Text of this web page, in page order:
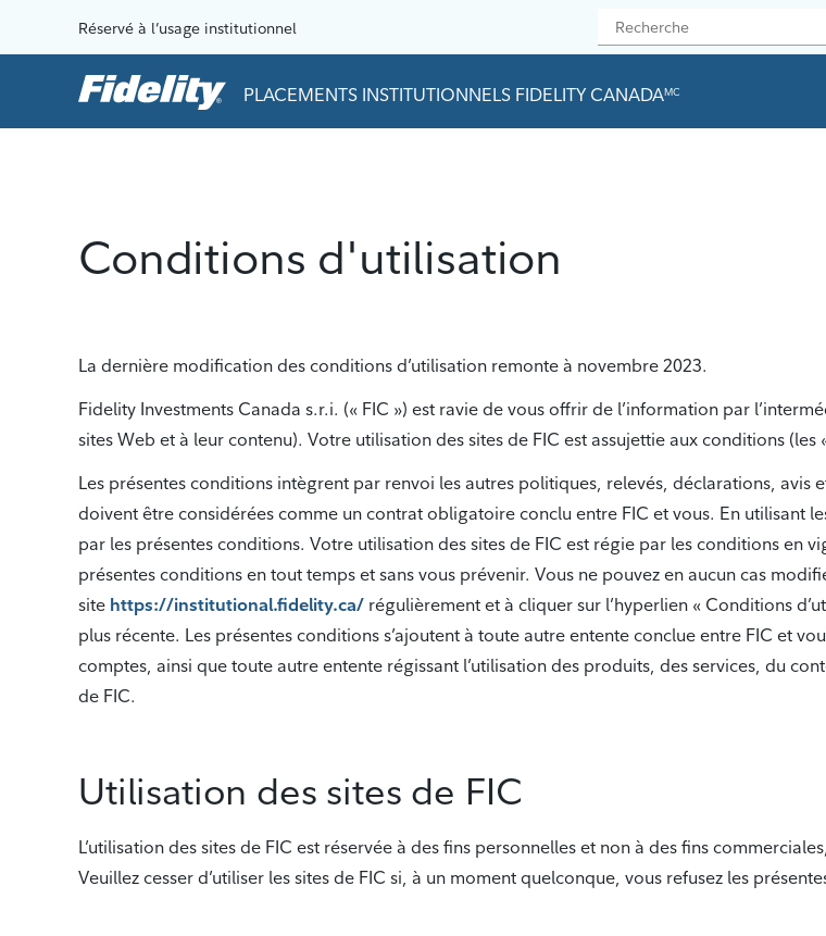
Réservé à l’usage institutionnel
PLACEMENTS INSTITUTIONNELS FIDELITY CANADAMC
Conditions d'utilisation
La dernière modification des conditions d’utilisation remonte à novembre 2023.
Fidelity Investments Canada s.r.i. (« FIC ») est ravie de vous offrir de l’information par
sites Web et à leur contenu). Votre utilisation des sites de FIC est assujettie aux conditions (les
Les présentes conditions intègrent par renvoi les autres politiques, relevés, déclarations, avis
doivent être considérées comme un contrat obligatoire conclu entre FIC et vous. En utilisant
par les présentes conditions. Votre utilisation des sites de FIC est régie par les conditions en
présentes conditions en tout temps et sans vous prévenir. Vous ne pouvez en aucun cas
site https://institutional.fidelity.ca/ régulièrement et à cliquer sur l’hyperlien « Conditions
plus récente. Les présentes conditions s’ajoutent à toute autre entente conclue entre FIC et
comptes, ainsi que toute autre entente régissant l’utilisation des produits, des services, du
de FIC.
Utilisation des sites de FIC
L’utilisation des sites de FIC est réservée à des fins personnelles et non à des fins
Veuillez cesser d’utiliser les sites de FIC si, à un moment quelconque, vous refusez les